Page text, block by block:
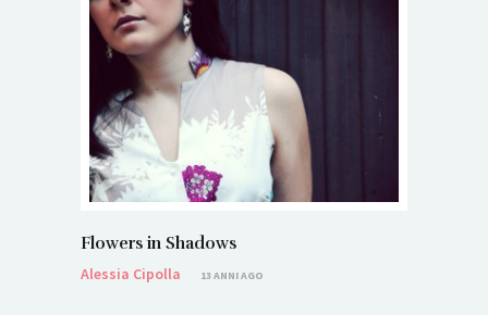
Flowers in Shadows
Alessia Cipolla
13 ANNI AGO